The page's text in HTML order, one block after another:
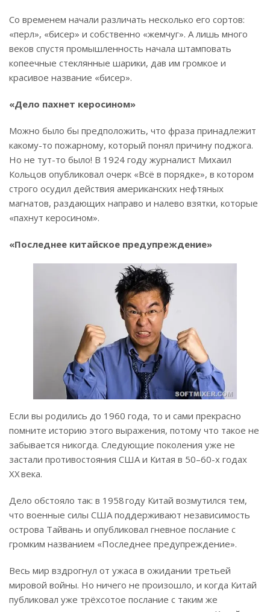
Со временем начали различать несколько его сортов:
«перл», «бисер» и собственно «жемчуг». А лишь много
веков спустя промышленность начала штамповать
копеечные стеклянные шарики, дав им громкое и
красивое название «бисер».
«Дело пахнет керосином»
Можно было бы предположить, что фраза принадлежит
какому-то пожарному, который понял причину поджога.
Но не тут-то было! В 1924 году журналист Михаил
Кольцов опубликовал очерк «Всё в порядке», в котором
строго осудил действия американских нефтяных
магнатов, раздающих направо и налево взятки, которые
«пахнут керосином».
«Последнее китайское предупреждение»
Если вы родились до 1960 года, то и сами прекрасно
помните историю этого выражения, потому что такое не
забывается никогда. Следующие поколения уже не
застали противостояния США и Китая в 50–60-х годах
XX века.
Дело обстояло так: в 1958 году Китай возмутился тем,
что военные силы США поддерживают независимость
острова Тайвань и опубликовал гневное послание с
громким названием «Последнее предупреждение».
Весь мир вздрогнул от ужаса в ожидании третьей
мировой войны. Но ничего не произошло, и когда Китай
публиковал уже трёхсотое послание с таким же